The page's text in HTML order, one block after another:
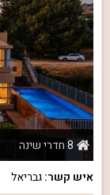
8 חדרי שינה
איש קשר:גבריאל